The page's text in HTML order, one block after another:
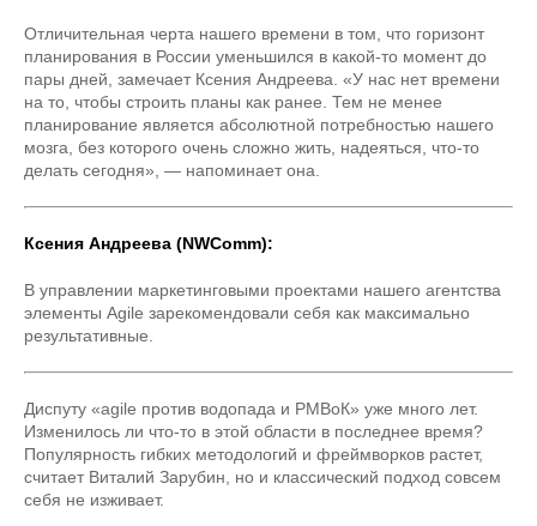
Отличительная черта нашего времени в том, что горизонт
планирования в России уменьшился в какой-то момент до
пары дней, замечает Ксения Андреева. «У нас нет времени
на то, чтобы строить планы как ранее. Тем не менее
планирование является абсолютной потребностью нашего
мозга, без которого очень сложно жить, надеяться, что-то
делать сегодня», — напоминает она.
Ксения Андреева (NWComm):
В управлении маркетинговыми проектами нашего агентства
элементы Agile зарекомендовали себя как максимально
результативные.
Диспуту «agile против водопада и PMBоК» уже много лет.
Изменилось ли что-то в этой области в последнее время?
Популярность гибких методологий и фреймворков растет,
считает Виталий Зарубин, но и классический подход совсем
себя не изживает.